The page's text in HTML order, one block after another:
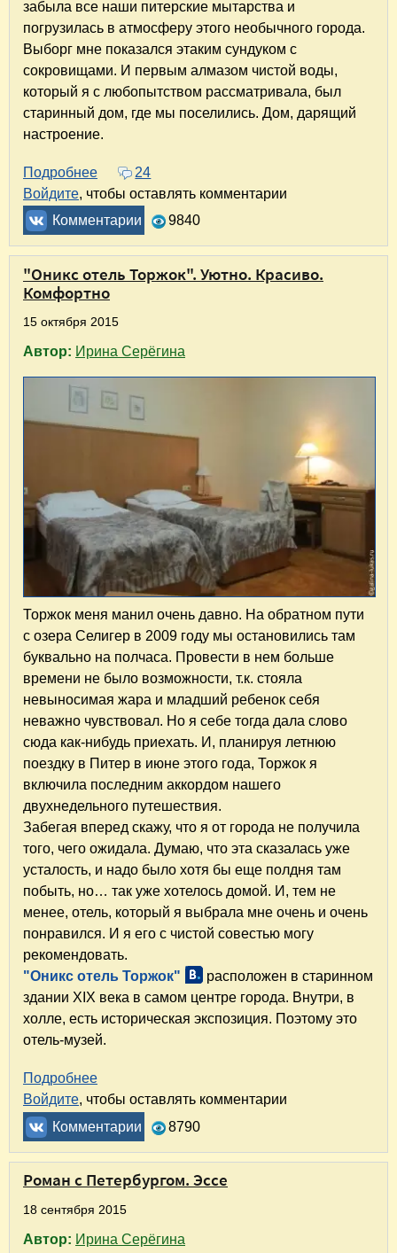
забыла все наши питерские мытарства и
погрузилась в атмосферу этого необычного города.
Выборг мне показался этаким сундуком с
сокровищами. И первым алмазом чистой воды,
который я с любопытством рассматривала, был
старинный дом, где мы поселились. Дом, дарящий
настроение.
Подробнее о Выборг. Апарт–отель «Ульберг». Дом,
24
Войдите, чтобы оставлять комментарии
Комментарии
9840
"Оникс отель Торжок". Уютно. Красиво.
Комфортно
15 октября 2015
Автор: Ирина Серёгина
Торжок меня манил очень давно. На обратном пути
с озера Селигер в 2009 году мы остановились там
буквально на полчаса. Провести в нем больше
времени не было возможности, т.к. стояла
невыносимая жара и младший ребенок себя
неважно чувствовал. Но я себе тогда дала слово
сюда как-нибудь приехать. И, планируя летнюю
поездку в Питер в июне этого года, Торжок я
включила последним аккордом нашего
двухнедельного путешествия.
Забегая вперед скажу, что я от города не получила
того, чего ожидала. Думаю, что эта сказалась уже
усталость, и надо было хотя бы еще полдня там
побыть, но… так уже хотелось домой. И, тем не
менее, отель, который я выбрала мне очень и очень
понравился. И я его с чистой совестью могу
рекомендовать.
"Оникс отель Торжок"
расположен в старинном
здании XIX века в самом центре города. Внутри, в
холле, есть историческая экспозиция. Поэтому это
отель-музей.
Подробнее
Войдите, чтобы оставлять комментарии
Комментарии
8790
Роман с Петербургом. Эссе
18 сентября 2015
Автор: Ирина Серёгина